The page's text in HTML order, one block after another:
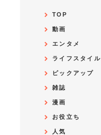
TOP
動画
エンタメ
ライフスタイル
ピックアップ
雑誌
漫画
お役立ち
人気